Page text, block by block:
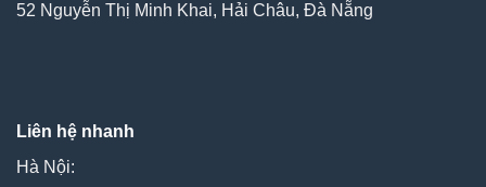
52 Nguyễn Thị Minh Khai, Hải Châu, Đà Nẵng
Liên hệ nhanh
Hà Nội: